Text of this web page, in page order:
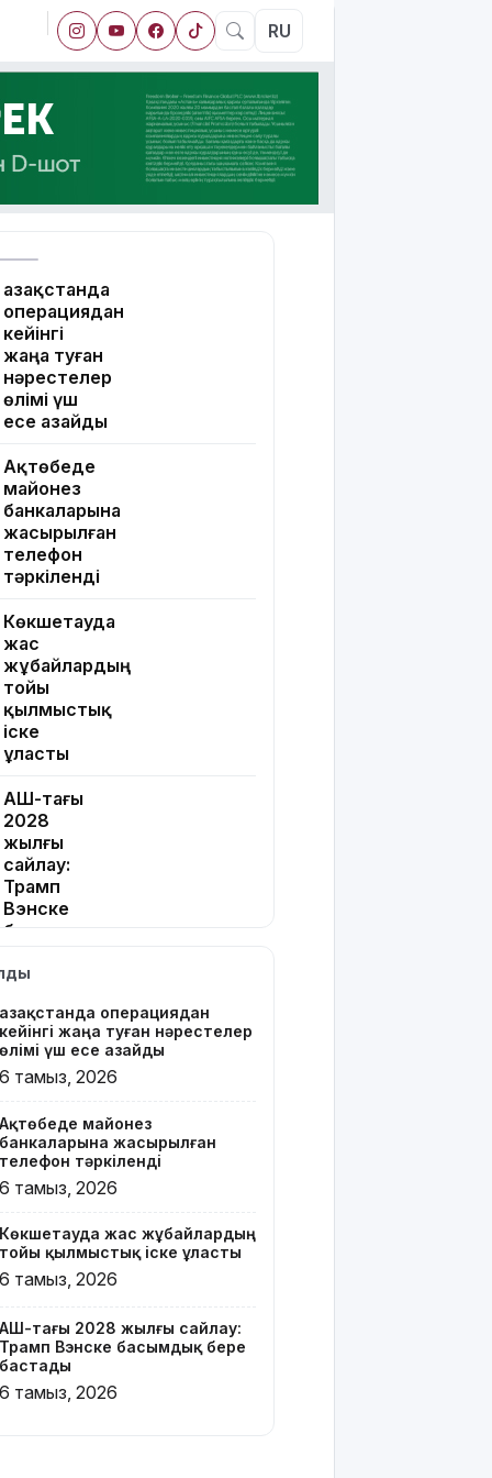
RU
Қазақстанда
операциядан
кейінгі
жаңа туған
нәрестелер
өлімі үш
есе азайды
Ақтөбеде
майонез
банкаларына
жасырылған
телефон
тәркіленді
Көкшетауда
жас
жұбайлардың
тойы
қылмыстық
іске
ұласты
АҚШ-тағы
2028
жылғы
сайлау:
Трамп
Вэнске
басымдық
бастады
Онлайн-
казиноны
жарнамалаған
Қайсар
жылға
сотталуы
мүмкін
облысында
жылына 6
мың тонна
өндіретін
құс
фабрикасы
ашылды
Қазақстанда операциядан
кейінгі жаңа туған нәрестелер
өлімі үш есе азайды
6 тамыз, 2026
Ақтөбеде майонез
банкаларына жасырылған
телефон тәркіленді
6 тамыз, 2026
Көкшетауда жас жұбайлардың
тойы қылмыстық іске ұласты
6 тамыз, 2026
АҚШ-тағы 2028 жылғы сайлау:
Трамп Вэнске басымдық бере
бастады
6 тамыз, 2026